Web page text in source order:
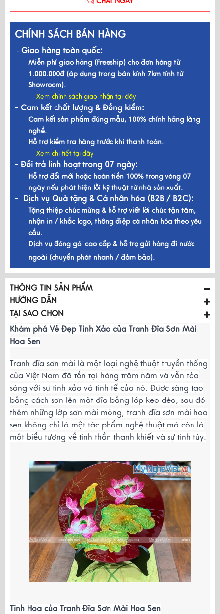
CHÍNH SÁCH BÁN HÀNG
- Giao hàng toàn quốc:
Miễn phí giao hàng (Freeship) cho đơn hàng từ
1.000.000đ (áp dụng trong bán kính 7km tính từ
Showroom).
Xem chính sách giao nhận tại đây
- Cam kết chất lượng & Đồng kiểm:
Cam kết sản phẩm đúng mẫu, 100% chính hãng làng
nghề.
Hỗ trợ kiểm tra hàng trước khi thanh toán.
Xem chi tiết tại đây
- Đổi trả linh hoạt trong 07 ngày:
Hỗ trợ đổi mới hoặc hoàn tiền 100% trong vòng 07
ngày nếu phát hiện lỗi kỹ thuật từ nhà sản xuất.
- Dịch vụ Quà tặng & Cá nhân hóa (B2B / B2C):
Tặng thiệp chúc mừng & hỗ trợ viết lời chúc tận tâm,
nhận in / khắc logo, thông điệp cá nhân hóa theo yêu
cầu.
Dịch vụ đóng gói cao cấp & hỗ trợ gửi hàng đi nước
ngoài (chuyển phát nhanh / đảm bảo).
THÔNG TIN SẢN PHẨM
HƯỚNG DẪN
TẠI SAO CHỌN
Khám phá Vẻ Đẹp Tinh Xảo của Tranh Đĩa Sơn Mài
Hoa Sen
Tranh đĩa sơn mài là một loại nghệ thuật truyền thống
của Việt Nam đã tồn tại hàng trăm năm và vẫn tỏa
sáng với sự tinh xảo và tinh tế của nó. Được sáng tạo
bằng cách sơn lên mặt đĩa bằng lớp keo dẻo, sau đó
thêm những lớp sơn mài mỏng, tranh đĩa sơn mài hoa
sen không chỉ là một tác phẩm nghệ thuật mà còn là
một biểu tượng về tinh thần thanh khiết và sự tinh túy.
Tinh Hoa của Tranh Đĩa Sơn Mài Hoa Sen